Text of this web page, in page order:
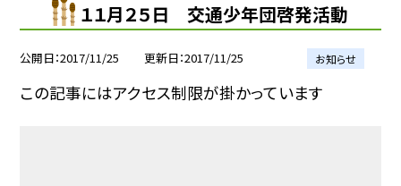
１１月２５日 交通少年団啓発活動
公開日 2017/11/25 更新日 2017/11/25 お知らせ
この記事にはアクセス制限が掛かっています